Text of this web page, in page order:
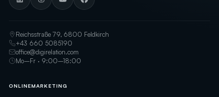
Reichsstraße 79, 6800 Feldkirch
+43 660 5085190
office@digirelation.com
Mo–Fr · 9:00–18:00
ONLINEMARKETING